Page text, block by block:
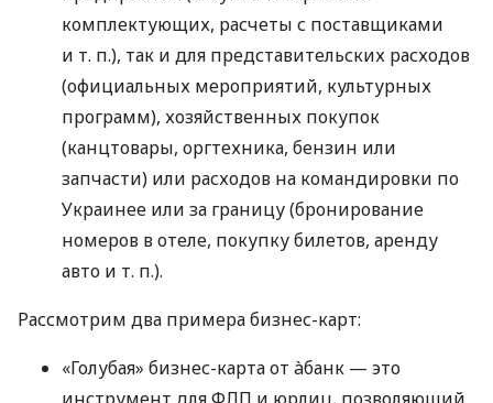
комплектующих, расчеты с поставщиками
и т. п.), так и для представительских расходов
(официальных мероприятий, культурных
программ), хозяйственных покупок
(канцтовары, оргтехника, бензин или
запчасти) или расходов на командировки по
Украинее или за границу (бронирование
номеров в отеле, покупку билетов, аренду
авто и т. п.).
Рассмотрим два примера бизнес-карт:
«Голубая» бизнес-карта от àбанк — это